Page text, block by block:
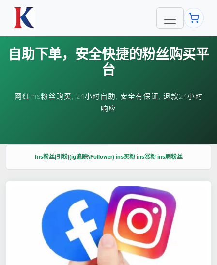
自助下单，安全快捷的粉丝购买平
台
网红Ins粉丝购买, 24小时自助, 安全有保证, 退款24小时
响应
Ins粉丝|引粉|(ig追踪\Follower) ins买粉 ins涨粉 ins刷粉丝